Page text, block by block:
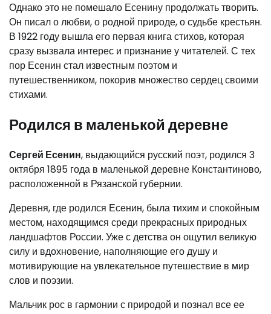
Однако это не помешало Есенину продолжать творить.
Он писал о любви, о родной природе, о судьбе крестьян.
В 1922 году вышла его первая книга стихов, которая
сразу вызвала интерес и признание у читателей. С тех
пор Есенин стал известным поэтом и
путешественником, покорив множество сердец своими
стихами.
Родился в маленькой деревне
Сергей Есенин, выдающийся русский поэт, родился 3
октября 1895 года в маленькой деревне Константиново,
расположенной в Рязанской губернии.
Деревня, где родился Есенин, была тихим и спокойным
местом, находящимся среди прекрасных природных
ландшафтов России. Уже с детства он ощутил великую
силу и вдохновение, наполняющие его душу и
мотивирующие на увлекательное путешествие в мир
слов и поэзии.
Мальчик рос в гармонии с природой и познал все ее